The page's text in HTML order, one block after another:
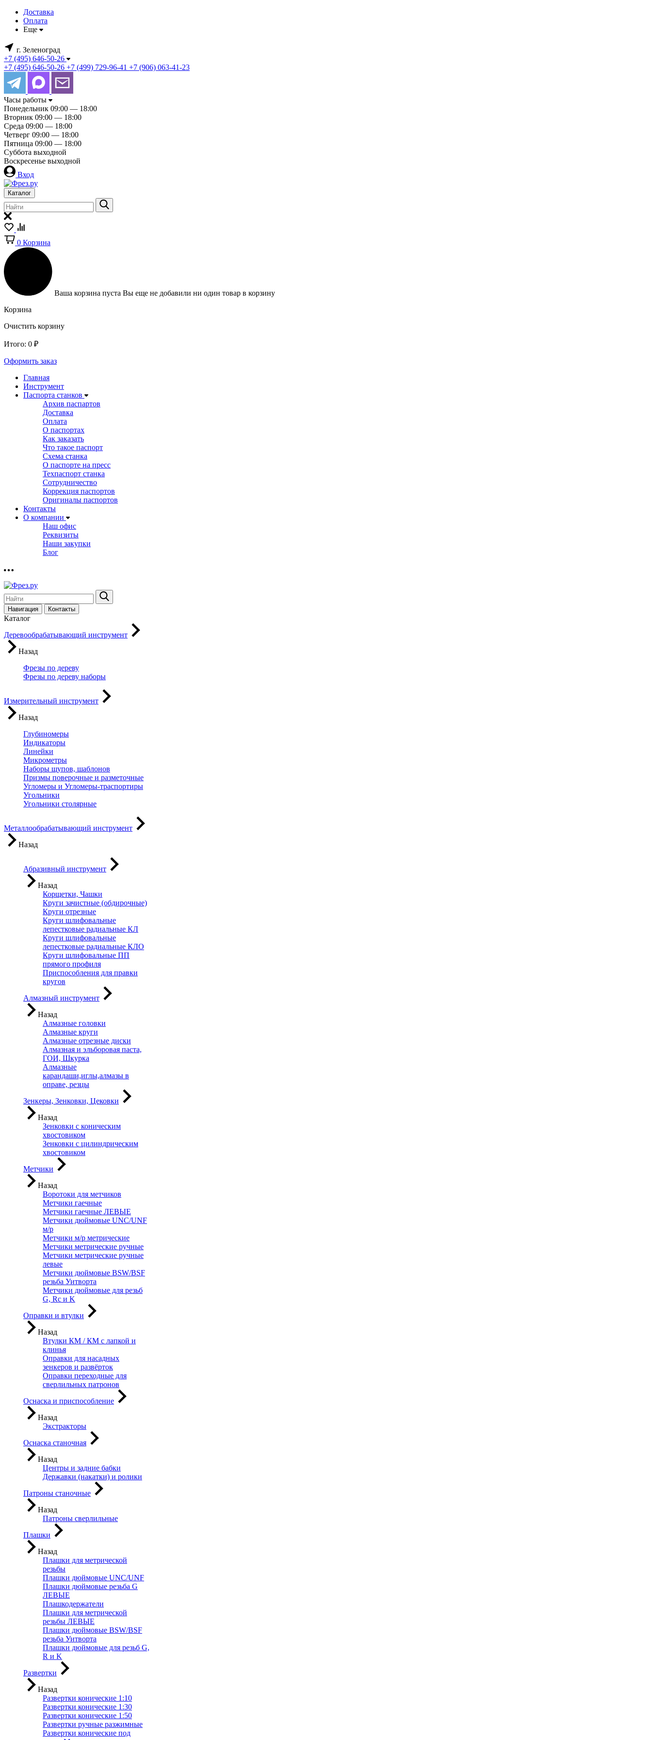
Доставка
Оплата
Еще
г. Зеленоград
+7 (495) 646-50-26
+7 (495) 646-50-26 +7 (499) 729-96-41 +7 (906) 063-41-23
Часы работы
Понедельник 09:00 — 18:00
Вторник 09:00 — 18:00
Среда 09:00 — 18:00
Четверг 09:00 — 18:00
Пятница 09:00 — 18:00
Суббота выходной
Воскресенье выходной
Вход
Каталог
0 Корзина
Ваша корзина пуста Вы еще не добавили ни один товар в корзину
Корзина
Очистить корзину
Итого: 0 ₽
Оформить заказ
Главная
Инструмент
Паспорта станков
Архив паспартов
Доставка
Оплата
О паспортах
Как заказать
Что такое паспорт
Схема станка
О паспорте на пресс
Техпаспорт станка
Сотрудничество
Коррекция паспортов
Оригиналы паспортов
Контакты
О компании
Наш офис
Реквизиты
Наши закупки
Блог
Навигация Контакты
Каталог
Деревообрабатывающий инструмент
Назад
Фрезы по дереву
Фрезы по дереву наборы
Измерительный инструмент
Назад
Глубиномеры
Индикаторы
Линейки
Микрометры
Наборы щупов, шаблонов
Призмы поверочные и разметочные
Угломеры и Угломеры-траспортиры
Угольники
Угольники столярные
Металлообрабатывающий инструмент
Назад
Абразивный инструмент
Назад
Корщетки, Чашки
Круги зачистные (обдирочные)
Круги отрезные
Круги шлифовальные
лепестковые радиальные КЛ
Круги шлифовальные
лепестковые радиальные КЛО
Круги шлифовальные ПП
прямого профиля
Приспособления для правки
кругов
Алмазный инструмент
Назад
Алмазные головки
Алмазные круги
Алмазные отрезные диски
Алмазная и эльборовая паста,
ГОИ, Шкурка
Алмазные
карандаши,иглы,алмазы в
оправе, резцы
Зенкеры, Зенковки, Цековки
Назад
Зенковки с коническим
хвостовиком
Зенковки с цилиндрическим
хвостовиком
Метчики
Назад
Воротоки для метчиков
Метчики гаечные
Метчики гаечные ЛЕВЫЕ
Метчики дюймовые UNC/UNF
м/р
Метчики м/р метрические
Метчики метрические ручные
Метчики метрические ручные
левые
Метчики дюймовые BSW/BSF
резьба Уитворта
Метчики дюймовые для резьб
G, Rc и K
Оправки и втулки
Назад
Втулки КМ / КМ с лапкой и
клинья
Оправки для насадных
зенкеров и развёрток
Оправки переходные для
сверлильных патронов
Оснаска и приспособление
Назад
Экстракторы
Оснаска станочная
Назад
Центры и задние бабки
Державки (накатки) и ролики
Патроны станочные
Назад
Патроны сверлильные
Плашки
Назад
Плашки для метрической
резьбы
Плашки дюймовые UNC/UNF
Плашки дюймовые резьба G
ЛЕВЫЕ
Плашкодержатели
Плашки для метрической
резьбы ЛЕВЫЕ
Плашки дюймовые BSW/BSF
резьба Уитворта
Плашки дюймовые для резьб G,
R и K
Развертки
Назад
Развертки конические 1:10
Развертки конические 1:30
Развертки конические 1:50
Развертки ручные разжимные
Развертки конические под